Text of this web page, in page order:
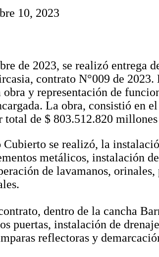
10, 2023
de 2023, se realizó entrega
contrato N°009 de
obra y representación de
La obra, consistió en
de $ 803.512.820 millones
se realizó, la
metálicos, instalación
de lavamanos,
dentro de la cancha
puertas, instalación de
reflectoras y